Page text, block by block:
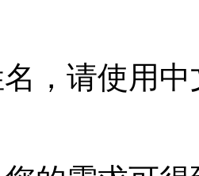
，请使用中